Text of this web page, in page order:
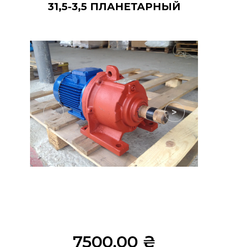
31,5-3,5 ПЛАНЕТАРНЫЙ
< >
7500,00 ₴